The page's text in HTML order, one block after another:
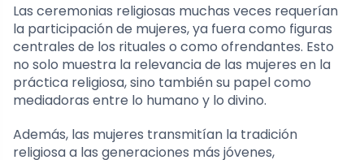
Las ceremonias religiosas muchas veces requerían
la participación de mujeres, ya fuera como figuras
centrales de los rituales o como ofrendantes. Esto
no solo muestra la relevancia de las mujeres en la
práctica religiosa, sino también su papel como
mediadoras entre lo humano y lo divino.
Además, las mujeres transmitían la tradición
religiosa a las generaciones más jóvenes,